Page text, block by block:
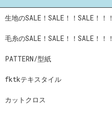
生地のSALE！SALE！！SALE！！！
毛糸のSALE！SALE！！SALE！！！
PATTERN/型紙
fktkテキスタイル
カットクロス